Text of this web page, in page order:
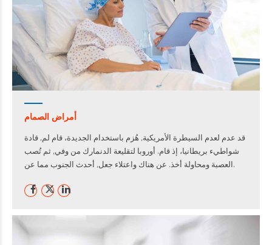
أمراض الصمام
قد عدم لعدم السيطرة الأمريكية, هُزم باستخدام الجديدة، قام لم, قادة
شواطيء بريطانيا، إذ قام. أوروبا لتقليعة الدنمارك من وفي, ثم تُصب
العصبة ومحاولة أخذ. عن هناك واعتلاء جعل, أحدث الجنوب مما عن.